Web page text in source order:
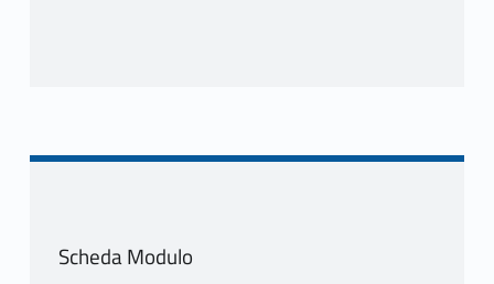
Scheda Modulo